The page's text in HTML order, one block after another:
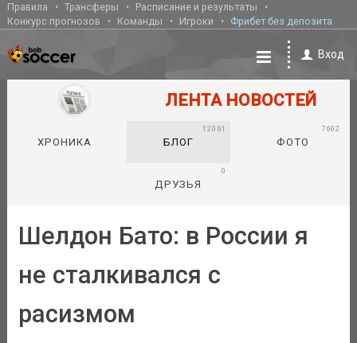
Правила Трансферы
Расписание и результаты
Конкурс прогнозов
Команды Игроки Фрибет без депозита
Вход
ЛЕНТА НОВОСТЕЙ
ХРОНИКА БЛОГ
12061
ФОТО
7602
ДРУЗЬЯ
0
Шелдон Бато: в России я
не сталкивался с
расизмом